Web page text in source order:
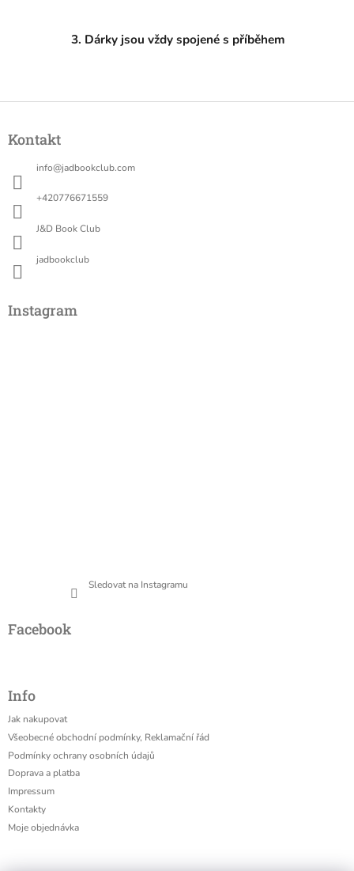
i
3. Dárky jsou vždy spojené s příběhem
pKontakt
info@jadbookclub.com
+420776671559
J&D Book Club
jadbookclub
Instagram
Sledovat na Instagramu
Facebook
Info
Jak nakupovat
Všeobecné obchodní podmínky, Reklamační řád
Podmínky ochrany osobních údajů
Doprava a platba
Impressum
Kontakty
Moje objednávka